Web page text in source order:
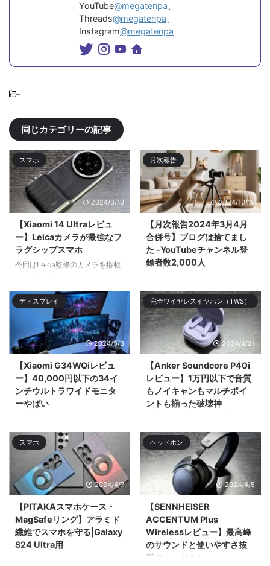
YouTube@megatenpa
Threads@megatenpa
Instagram@megatenpa
-
同じカテゴリーの記事
スマホ
2024/6/10
【Xiaomi 14 Ultraレビュ
ー】Leicaカメラが最強なフ
ラグシップスマホ
今回はLeica監修のカメラを搭載
る。Xiaomiのガチのフラ| ...
月次報告
2024/10/19
【月次報告2024年3月4月
合併号】ブログは捨てまし
た -YouTubeチャンネル登
録者数2,000人
り新入生や新クラス、新入社員な
ど新 ...
ディスプレイ
2024/5/3
【Xiaomi G34WQiレビュ
ー】40,000円以下の34イ
ンチウルトラワイドモニタ
ーやばい
UWQHD（3,440 × 1,440）のウ
ルトラワイドモニター「Xiaomi
G34WQi」 ...
完全ワイヤレスイヤホン（TWS）
2024/4/21
【Anker Soundcore P40i
レビュー】1万円以下で音質
もノイキャンもマルチポイ
ントも揃った破壊神
キャン優秀、マルチポイントにも
ワイӣ ...
スマホ
2024/4/7
【PITAKAスマホケース・
MagSafeリング】アラミド
繊維でスマホを守る|Galaxy
S24 Ultra用
ヘッドホン
2024/4/5
【SENNHEISER
ACCENTUM Plus
Wirelessレビュー】最高峰
のサウンドと使いやすさ抜
群のヘッドホン